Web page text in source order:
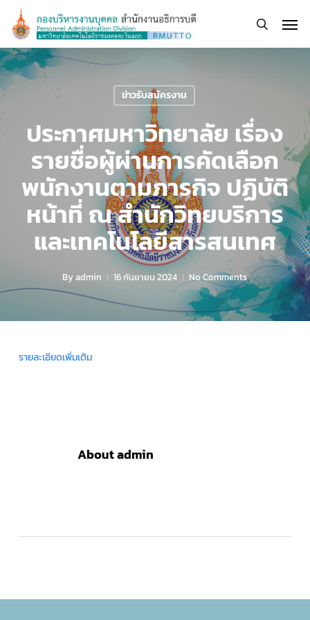
main
content
search
ข่าวรับสมัครงาน
ประกาศมหาวิทยาลัย เรื่อง
รายชื่อผู้ผ่านการคัดเลือก
พนักงานตามภารกิจ ปฏิบัติ
หน้าที่ ณ สำนักวิทยบริการ
และเทคโนโลยีสารสนเทศ
Byadmin 16 กันยายน 2024 No Comments
รายละเอียดเพิ่มเติม
Aboutadmin